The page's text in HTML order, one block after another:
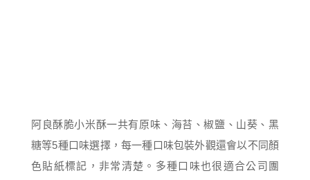
阿良酥脆小米酥一共有原味、海苔、椒鹽、山葵、黑
糖等5種口味選擇，每一種口味包裝外觀還會以不同顏
色貼紙標記，非常清楚。多種口味也很適合公司團